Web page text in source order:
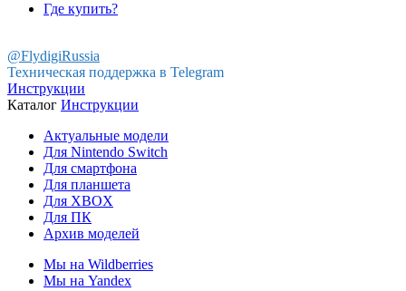
Где купить?
@FlydigiRussia
Техническая поддержка в Telegram
Инструкции
Каталог Инструкции
Актуальные модели
Для Nintendo Switch
Для смартфона
Для планшета
Для XBOX
Для ПК
Архив моделей
Мы на Wildberries
Мы на Yandex